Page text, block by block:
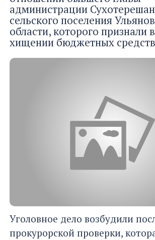
администрации
сельского поселения
области, которого признали
хищении бюджетных
Уголовное дело возбудили
прокурорской проверки,